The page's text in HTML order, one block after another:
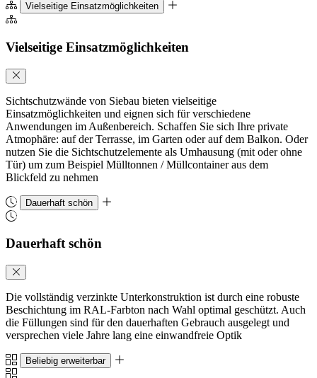
Vielseitige Einsatzmöglichkeiten
Vielseitige Einsatzmöglichkeiten
Sichtschutzwände von Siebau bieten vielseitige
Einsatzmöglichkeiten und eignen sich für verschiedene
Anwendungen im Außenbereich. Schaffen Sie sich Ihre private
Atmophäre: auf der Terrasse, im Garten oder auf dem Balkon. Oder
nutzen Sie die Sichtschutzelemente als Umhausung (mit oder ohne
Tür) um zum Beispiel Mülltonnen / Müllcontainer aus dem
Blickfeld zu nehmen
Dauerhaft schön
Dauerhaft schön
Die vollständig verzinkte Unterkonstruktion ist durch eine robuste
Beschichtung im RAL-Farbton nach Wahl optimal geschützt. Auch
die Füllungen sind für den dauerhaften Gebrauch ausgelegt und
versprechen viele Jahre lang eine einwandfreie Optik
Beliebig erweiterbar